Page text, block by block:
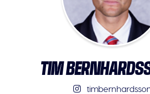
TIM